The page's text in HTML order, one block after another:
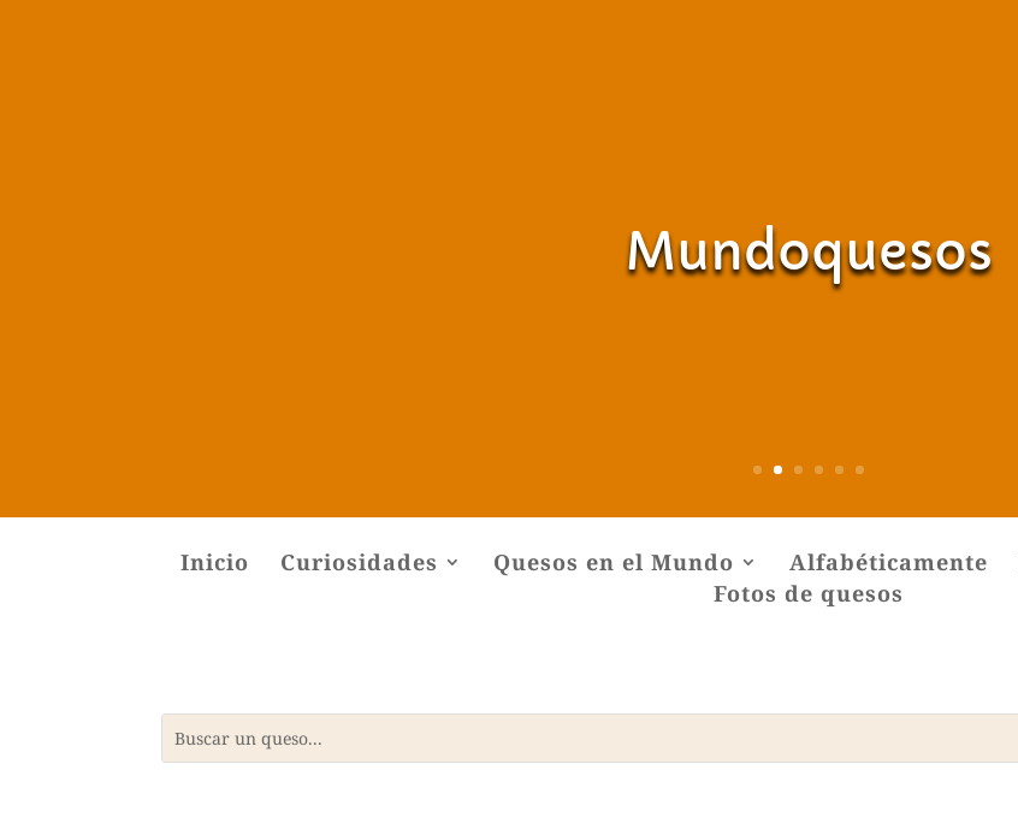
Mundoquesos
Inicio Curiosidades Quesos en el Mundo Alfabéticamente
Fotos de quesos